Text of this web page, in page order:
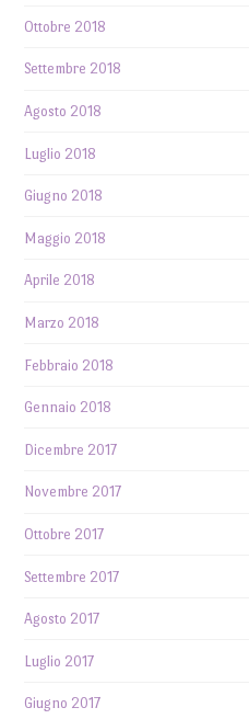
Ottobre 2018
Settembre 2018
Agosto 2018
Luglio 2018
Giugno 2018
Maggio 2018
Aprile 2018
Marzo 2018
Febbraio 2018
Gennaio 2018
Dicembre 2017
Novembre 2017
Ottobre 2017
Settembre 2017
Agosto 2017
Luglio 2017
Giugno 2017